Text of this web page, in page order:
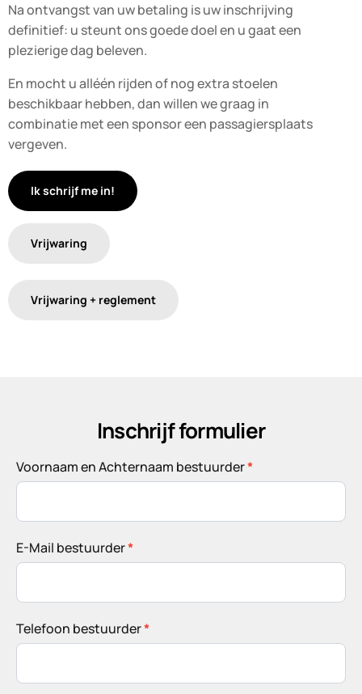
Na ontvangst van uw betaling is uw inschrijving
definitief: u steunt ons goede doel en u gaat een
plezierige dag beleven.
En mocht u alléén rijden of nog extra stoelen
beschikbaar hebben, dan willen we graag in
combinatie met een sponsor een passagiersplaats
vergeven.
Ik schrijf me in!
Vrijwaring
Vrijwaring + reglement
Inschrijf formulier
Inschrijf
formulier
Voornaam en Achternaam bestuurder*
E-Mail bestuurder*
Telefoon bestuurder*